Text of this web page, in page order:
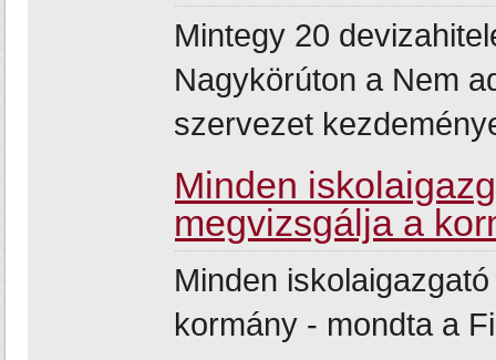
Mintegy 20
Nagykörúton a Nem
szervezet
Minden
megvizsgálja a
Minden
kormány - mondta a